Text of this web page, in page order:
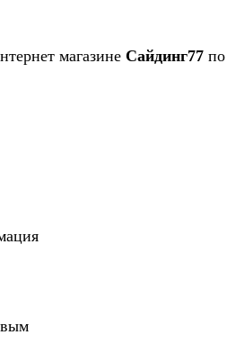
магазине Сайдинг77 по